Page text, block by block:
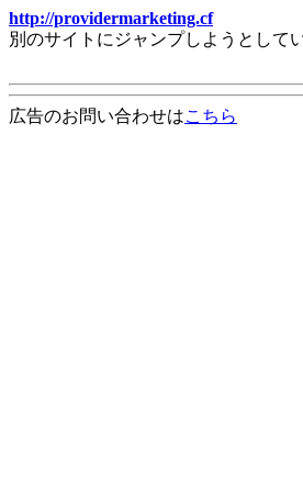
http://providermarketing.cf
別のサイトにジャンプしようとして
広告のお問い合わせはこちら